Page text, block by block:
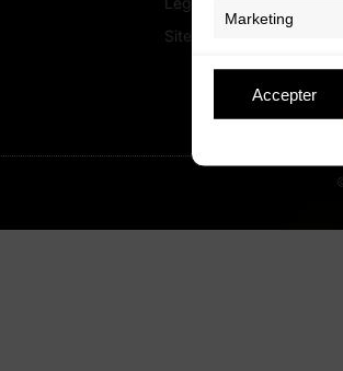
Marketing
Accepter
Site map